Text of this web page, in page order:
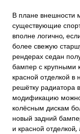
В плане внешности
существующие
вполне логично,
более свежую
рендерах седан
бампер с крупными
красной отделкой
решётку радиатора
модификацию
колёсным дискам
новый задний
и красной